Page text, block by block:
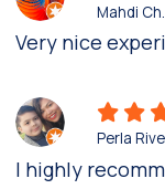
Mahdi Ch.
Very nice
Perla
I highly